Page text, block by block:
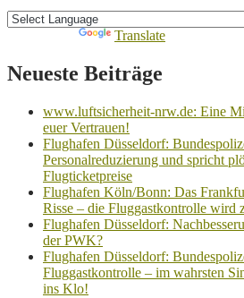
Translate
Neueste Beiträge
www.luftsicherheit-nrw.de: Eine
euer Vertrauen!
Flughafen Düsseldorf:
Personalreduzierung und spricht
Flugticketpreise
Flughafen Köln/Bonn: Das
Risse – die Fluggastkontrolle wird
Flughafen Düsseldorf:
der PWK?
Flughafen Düsseldorf:
Fluggastkontrolle – im wahrsten
ins Klo!